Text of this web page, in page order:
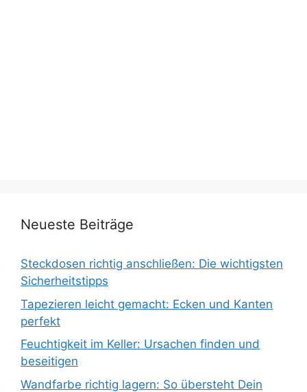
Neueste Beiträge
Steckdosen richtig anschließen: Die wichtigsten
Sicherheitstipps
Tapezieren leicht gemacht: Ecken und Kanten
perfekt
Feuchtigkeit im Keller: Ursachen finden und
beseitigen
Wandfarbe richtig lagern: So übersteht Dein